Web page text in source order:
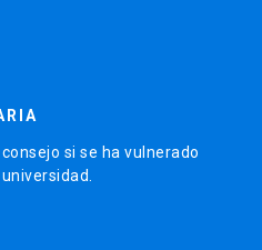
si se ha vulnerado